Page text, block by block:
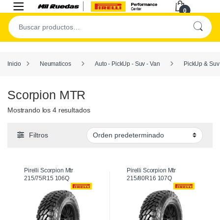
0
Inicio Neumaticos Auto - PickUp - Suv - Van PickUp & Suv
Scorpion MTR
Mostrando los 4 resultados
Filtros
Pirelli Scorpion Mtr
215/75R15 106Q
Pirelli Scorpion Mtr
215/80R16 107Q